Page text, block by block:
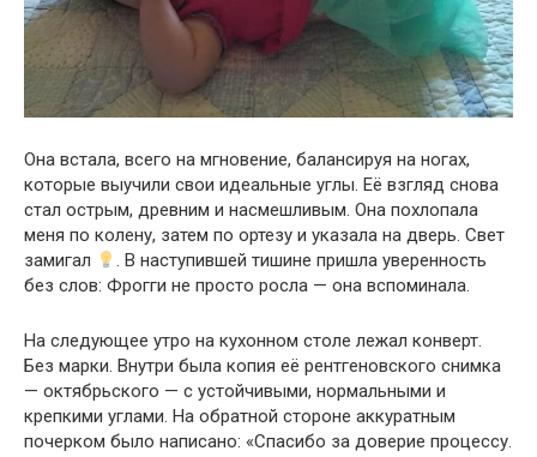
Она встала, всего на мгновение, балансируя на ногах,
которые выучили свои идеальные углы. Её взгляд снова
стал острым, древним и насмешливым. Она похлопала
меня по колену, затем по ортезу и указала на дверь. Свет
замигал
. В наступившей тишине пришла уверенность
без слов: Фрогги не просто росла — она вспоминала.
На следующее утро на кухонном столе лежал конверт.
Без марки. Внутри была копия её рентгеновского снимка
— октябрьского — с устойчивыми, нормальными и
крепкими углами. На обратной стороне аккуратным
почерком было написано: «Спасибо за доверие процессу.